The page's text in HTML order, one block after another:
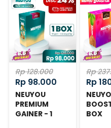
Rp 128.000
Rp 98.000
NEUYOU
PREMIUM
GAINER - 1
Rp
Rp
BOX